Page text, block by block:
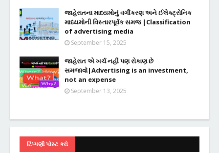
જાહેરાતના માધ્યમોનું વર્ગીકરણ અને ઈલેક્ટ્રોનિક
માધ્યમોની વિસ્તારપૂર્વક સમજ |Classification
of advertising media
September 15, 2025
જાહેરાત એ ખર્ચ નહીં પણ રોકાણ છે
સમજાવો|Advertising is an investment,
not an expense
September 13, 2025
ટિપ્પણી પોસ્ટ કરો